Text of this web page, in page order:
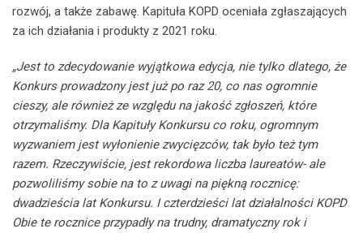
rozwój, a także zabawę. Kapituła KOPD oceniała zgłaszających
za ich działania i produkty z 2021 roku.
„Jest to zdecydowanie wyjątkowa edycja, nie tylko dlatego, że
Konkurs prowadzony jest już po raz 20, co nas ogromnie
cieszy, ale również ze względu na jakość zgłoszeń, które
otrzymaliśmy. Dla Kapituły Konkursu co roku, ogromnym
wyzwaniem jest wyłonienie zwycięzców, tak było też tym
razem. Rzeczywiście, jest rekordowa liczba laureatów- ale
pozwoliliśmy sobie na to z uwagi na piękną rocznicę:
dwadzieścia lat Konkursu. I czterdzieści lat działalności KOPD
Obie te rocznice przypadły na trudny, dramatyczny rok i